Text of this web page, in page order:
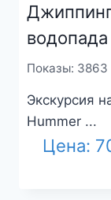
водопада
Показы: 3863
Экскурсия
Hummer ...
Цена: